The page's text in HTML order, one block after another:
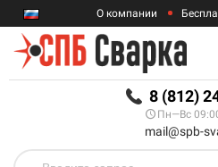
RUB
О компании
Гарантии
8 (812)
Пн—Вс
mail@spb-